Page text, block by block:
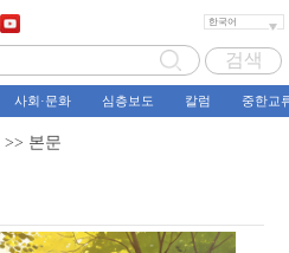
사회·문화 심층보도 칼럼 중한교
>> 본문